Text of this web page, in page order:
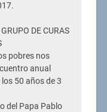
DE CURAS
pobres nos
anual
50 años de 3
del Papa Pablo